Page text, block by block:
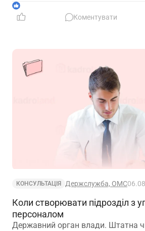
підтвердження стажу і призначення
1
Коментувати
КОНСУЛЬТАЦІЯ Держслужба, ОМС
Коли створювати підрозділ з
персоналом
Державний орган влади. Штатна